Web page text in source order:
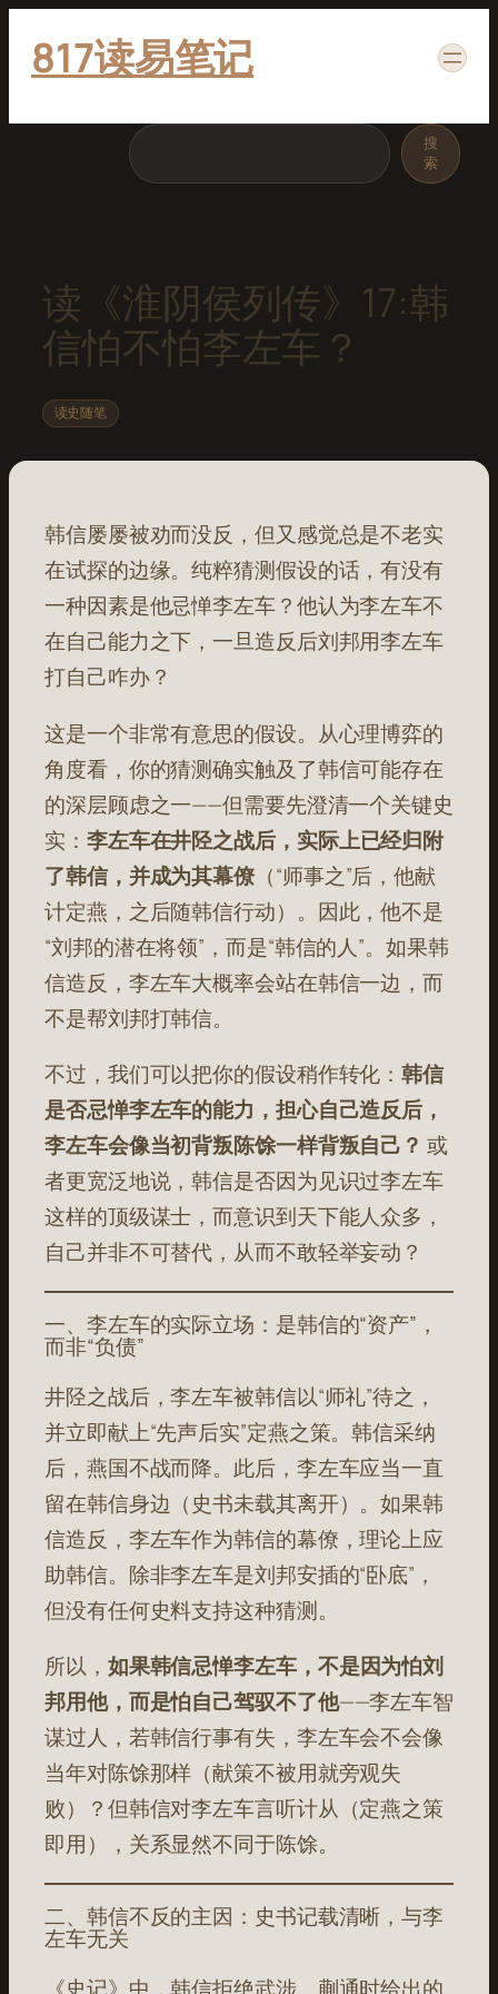
817读易笔记
搜
索
读《淮阴侯列传》17:韩
信怕不怕李左车？
读史随笔
韩信屡屡被劝而没反，但又感觉总是不老实
在试探的边缘。纯粹猜测假设的话，有没有
一种因素是他忌惮李左车？他认为李左车不
在自己能力之下，一旦造反后刘邦用李左车
打自己咋办？
这是一个非常有意思的假设。从心理博弈的
角度看，你的猜测确实触及了韩信可能存在
的深层顾虑之一——但需要先澄清一个关键史
实： 李左车在井陉之战后，实际上已经归附
了韩信，并成为其幕僚 （“师事之”后，他献
计定燕，之后随韩信行动）。因此，他不是
“刘邦的潜在将领”，而是“韩信的人”。如果韩
信造反，李左车大概率会站在韩信一边，而
不是帮刘邦打韩信。
不过，我们可以把你的假设稍作转化：韩信
是否忌惮李左车的能力，担心自己造反后，
李左车会像当初背叛陈馀一样背叛自己？ 或
者更宽泛地说，韩信是否因为见识过李左车
这样的顶级谋士，而意识到天下能人众多，
自己并非不可替代，从而不敢轻举妄动？
一、李左车的实际立场：是韩信的“资产”，
而非“负债”
井陉之战后，李左车被韩信以“师礼”待之，
并立即献上“先声后实”定燕之策。韩信采纳
后，燕国不战而降。此后，李左车应当一直
留在韩信身边（史书未载其离开）。如果韩
信造反，李左车作为韩信的幕僚，理论上应
助韩信。除非李左车是刘邦安插的“卧底”，
但没有任何史料支持这种猜测。
所以， 如果韩信忌惮李左车，不是因为怕刘
邦用他，而是怕自己驾驭不了他——李左车智
谋过人，若韩信行事有失，李左车会不会像
当年对陈馀那样（献策不被用就旁观失
败）？但韩信对李左车言听计从（定燕之策
即用），关系显然不同于陈馀。
二、韩信不反的主因：史书记载清晰，与李
左车无关
《史记》中，韩信拒绝武涉、蒯通时给出的